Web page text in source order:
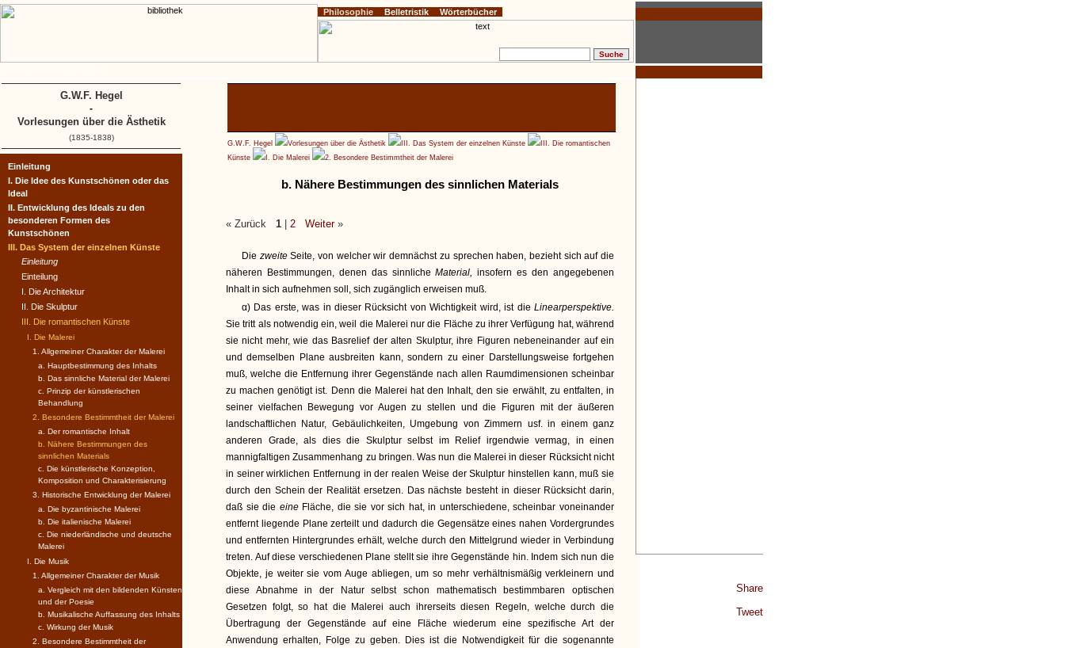
Share
Tweet
G.W.F. Hegel Vorlesungen über die Ästhetik III. Das System der einzelnen Künste
III. Die romantischen
Künste
I. Die Malerei 2. Besondere Bestimmtheit der Malerei
b. Nähere Bestimmungen des sinnlichen Materials
« Zurück 1 2 Weiter»
Die zweiteSeite, von welcher wir demnächst zu sprechen haben, bezieht sich auf die
näheren Bestimmungen, denen das sinnlicheMaterial,insofern es den angegebenen
Inhalt in sich aufnehmen soll, sich zugänglich erweisen muß.
α) Das erste, was in dieser Rücksicht von Wichtigkeit wird, ist die Linearperspektive.
Sie tritt als notwendig ein, weil die Malerei nur die Fläche zu ihrer Verfügung hat, während
sie nicht mehr, wie das Basrelief der alten Skulptur, ihre Figuren nebeneinander auf ein
und demselben Plane ausbreiten kann, sondern zu einer Darstellungsweise fortgehen
muß, welche die Entfernung ihrer Gegenstände nach allen Raumdimensionen scheinbar
zu machen genötigt ist. Denn die Malerei hat den Inhalt, den sie erwählt, zu entfalten, in
seiner vielfachen Bewegung vor Augen zu stellen und die Figuren mit der äußeren
landschaftlichen Natur, Gebäulichkeiten, Umgebung von Zimmern usf. in einem ganz
anderen Grade, als dies die Skulptur selbst im Relief irgendwie vermag, in einen
mannigfaltigen Zusammenhang zu bringen. Was nun die Malerei in dieser Rücksicht nicht
in seiner wirklichen Entfernung in der realen Weise der Skulptur hinstellen kann, muß sie
durch den Schein der Realität ersetzen. Das nächste besteht in dieser Rücksicht darin,
daß sie die eine Fläche, die sie vor sich hat, in unterschiedene, scheinbar voneinander
entfernt liegende Plane zerteilt und dadurch die Gegensätze eines nahen Vordergrundes
und entfernten Hintergrundes erhält, welche durch den Mittelgrund wieder in Verbindung
treten. Auf diese verschiedenen Plane stellt sie ihre Gegenstände hin. Indem sich nun die
Objekte, je weiter sie vom Auge abliegen, um so mehr verhältnismäßig verkleinern und
diese Abnahme in der Natur selbst schon mathematisch bestimmbaren optischen
Gesetzen folgt, so hat die Malerei auch ihrerseits diesen Regeln, welche durch die
Übertragung der Gegenstände auf eine Fläche wiederum eine spezifische Art der
Anwendung erhalten, Folge zu geben. Dies ist die Notwendigkeit für die sogenannte
Einleitung
I. Die Idee des Kunstschönen oder das
Ideal
II. Entwicklung des Ideals zu den
besonderen Formen des
Kunstschönen
III. Das System der einzelnen Künste
Einleitung
Einteilung
I. Die Architektur
II. Die Skulptur
III. Die romantischen Künste
I. Die Malerei
1. Allgemeiner Charakter der Malerei
a. Hauptbestimmung des Inhalts
b. Das sinnliche Material der Malerei
c. Prinzip der künstlerischen
Behandlung
2. Besondere Bestimmtheit der Malerei
a. Der romantische Inhalt
b. Nähere Bestimmungen des
sinnlichen Materials
c. Die künstlerische Konzeption,
Komposition und Charakterisierung
3. Historische Entwicklung der Malerei
a. Die byzantinische Malerei
b. Die italienische Malerei
c. Die niederländische und deutsche
Malerei
I. Die Musik
1. Allgemeiner Charakter der Musik
a. Vergleich mit den bildenden Künsten
und der Poesie
b. Musikalische Auffassung des Inhalts
c. Wirkung der Musik
2. Besondere Bestimmtheit der
Philosophie Belletristik Wörterbücher
G.W.F. Hegel
-
Vorlesungen über die Ästhetik
(1835-1838)